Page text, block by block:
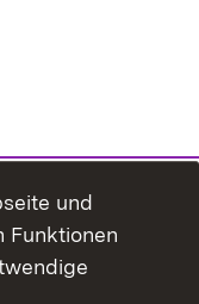
und
Funktionen